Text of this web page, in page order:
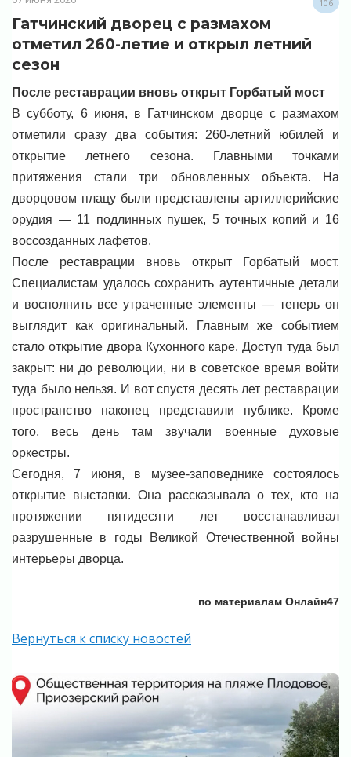
106
Гатчинский дворец с размахом
отметил 260-летие и открыл летний
сезон
После реставрации вновь открыт Горбатый мост
В субботу, 6 июня, в Гатчинском дворце с размахом
отметили сразу два события: 260-летний юбилей и
открытие летнего сезона. Главными точками
притяжения стали три обновленных объекта. На
дворцовом плацу были представлены артиллерийские
орудия — 11 подлинных пушек, 5 точных копий и 16
воссозданных лафетов.
После реставрации вновь открыт Горбатый мост.
Специалистам удалось сохранить аутентичные детали
и восполнить все утраченные элементы — теперь он
выглядит как оригинальный. Главным же событием
стало открытие двора Кухонного каре. Доступ туда был
закрыт: ни до революции, ни в советское время войти
туда было нельзя. И вот спустя десять лет реставрации
пространство наконец представили публике. Кроме
того, весь день там звучали военные духовые
оркестры.
Сегодня, 7 июня, в музее-заповеднике состоялось
открытие выставки. Она рассказывала о тех, кто на
протяжении пятидесяти лет восстанавливал
разрушенные в годы Великой Отечественной войны
интерьеры дворца.
по материалам Онлайн47
Вернуться к списку новостей